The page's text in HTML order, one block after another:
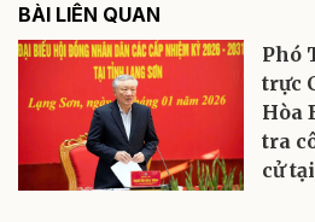
BÀI LIÊN QUAN
Phó
trực
Hòa
tra
cử